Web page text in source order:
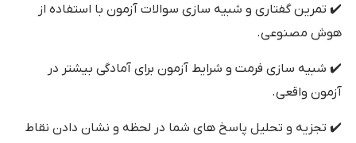
✔️ تمرین گفتاری و شبیه سازی سوالات آزمون با استفاده از
هوش مصنوعی.
✔️ شبیه سازی فرمت و شرایط آزمون برای آمادگی بیشتر در
آزمون واقعی.
✔️ تجزیه و تحلیل پاسخ های شما در لحظه و نشان دادن نقاط